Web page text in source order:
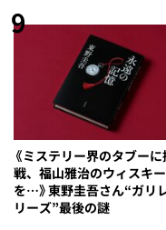
9
《ミステリー界のタブーに
戦、福山雅治のウィスキー
を…》東野圭吾さん“ガリ
リーズ”最後の謎